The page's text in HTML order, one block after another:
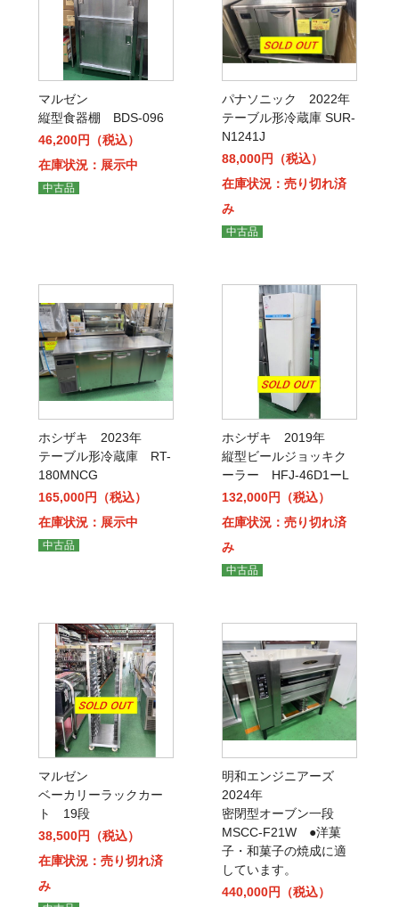
マルゼン
縦型食器棚 BDS-096
46,200円（税込）
在庫状況：展示中
中古品
パナソニック 2022年
テーブル形冷蔵庫 SUR-
N1241J
88,000円（税込）
在庫状況：売り切れ済
み
中古品
ホシザキ 2023年
テーブル形冷蔵庫 RT-
180MNCG
165,000円（税込）
在庫状況：展示中
中古品
ホシザキ 2019年
縦型ビールジョッキク
ーラー HFJ-46D1ーL
132,000円（税込）
在庫状況：売り切れ済
み
中古品
マルゼン
ベーカリーラックカー
ト 19段
38,500円（税込）
在庫状況：売り切れ済
み
明和エンジニアーズ
2024年
密閉型オーブン一段
MSCC-F21W ●洋菓
子・和菓子の焼成に適
しています。
440,000円（税込）